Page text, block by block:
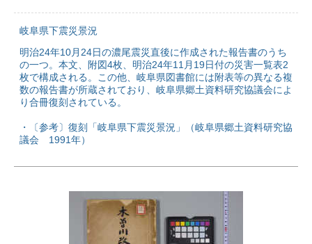
岐阜県下震災景況
明治24年10月24日の濃尾震災直後に作成された報告書のうち
の一つ。本文、附図4枚、明治24年11月19日付の災害一覧表2
枚で構成される。この他、岐阜県図書館には附表等の異なる複
数の報告書が所蔵されており、岐阜県郷土資料研究協議会によ
り合冊復刻されている。
・〔参考〕復刻「岐阜県下震災景況」（岐阜県郷土資料研究協
議会 1991年）